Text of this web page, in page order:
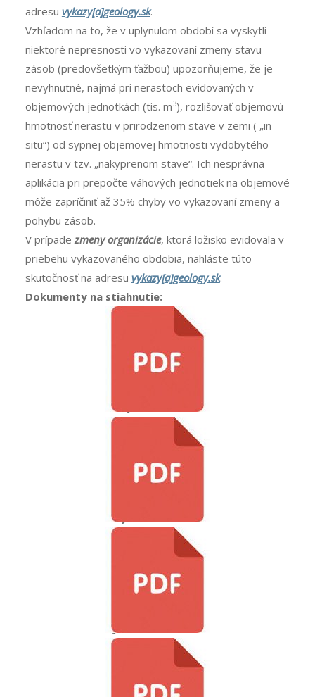
adresu vykazy[a]geology.sk.
Vzhľadom na to, že v uplynulom období sa vyskytli
niektoré nepresnosti vo vykazovaní zmeny stavu
zásob (predovšetkým ťažbou) upozorňujeme, že je
nevyhnutné, najmä pri nerastoch evidovaných v
objemových jednotkách (tis. m3), rozlišovať objemovú
hmotnosť nerastu v prirodzenom stave v zemi ( „in
situ“) od sypnej objemovej hmotnosti vydobytého
nerastu v tzv. „nakyprenom stave“. Ich nesprávna
aplikácia pri prepočte váhových jednotiek na objemové
môže zapríčiniť až 35% chyby vo vykazovaní zmeny a
pohybu zásob.
V prípadezmeny organizácie, ktorá ložisko evidovala v
priebehu vykazovaného obdobia, nahláste túto
skutočnosť na adresu vykazy[a]geology.sk.
Dokumenty na stiahnutie:
Výkaz-LNN-2017
Výkaz-LNN-du-2017